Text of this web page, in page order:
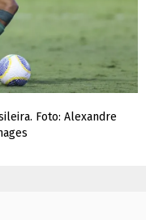
Foto: Alexandre